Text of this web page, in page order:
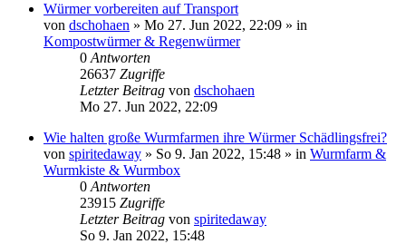
Würmer vorbereiten auf Transport
von dschohaen » Mo 27. Jun 2022, 22:09 » in
Kompostwürmer & Regenwürmer
0 Antworten
26637 Zugriffe
Letzter Beitrag von dschohaen
Mo 27. Jun 2022, 22:09
Wie halten große Wurmfarmen ihre Würmer Schädlingsfrei?
von spiritedaway » So 9. Jan 2022, 15:48 » in Wurmfarm &
Wurmkiste & Wurmbox
0 Antworten
23915 Zugriffe
Letzter Beitrag von spiritedaway
So 9. Jan 2022, 15:48